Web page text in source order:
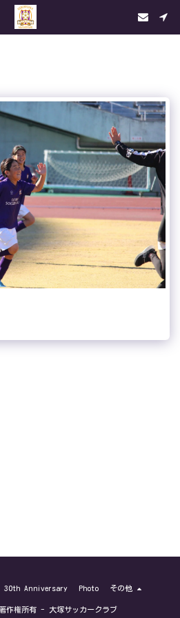
30th Anniversary Photo その他
作権所有 - 大塚サッカークラブ